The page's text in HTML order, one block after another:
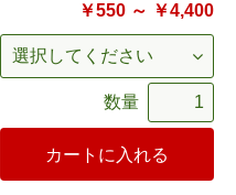
￥550 ～ ￥4,400
数量
カートに入れる